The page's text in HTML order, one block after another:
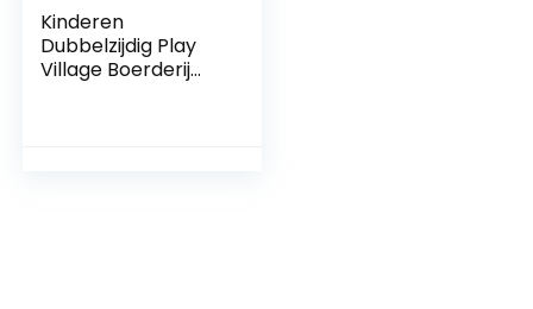
Kinderen
Dubbelzijdig Play
Village Boerderij